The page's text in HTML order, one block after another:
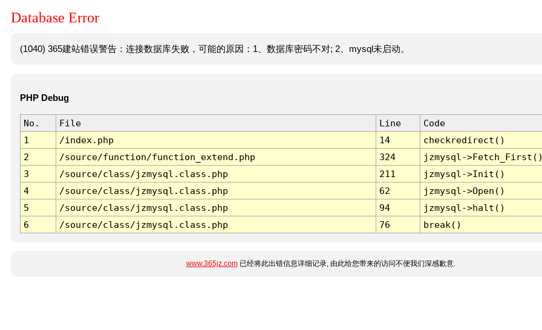
Database Error
(1040) 365建站错误警告：连接数据库失败，可能的原因：1、数据库密码不对; 2、mysql未启动。
PHP Debug
No. File Line
Code
1
/index.php 14
checkredirect()
2
/source/function/function_extend.php 324
jzmysql-
3
/source/class/jzmysql.class.php 211
jzmysql->Init()
4
/source/class/jzmysql.class.php 62
jzmysql->Open()
5
/source/class/jzmysql.class.php 94
jzmysql->halt()
6
/source/class/jzmysql.class.php 76 break()
www.365jz.com已经将此出错信息详细记录, 由此给您带来的访问不便我们深感歉意.